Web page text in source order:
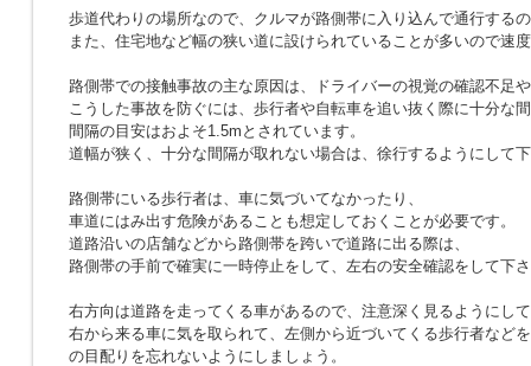
歩道代わりの場所なので、クルマが路側帯に入り込んで通行する
また、住宅地など幅の狭い道に設けられていることが多いので速
路側帯での接触事故の主な原因は、ドライバーの視覚の確認不足
こうした事故を防ぐには、歩行者や自転車を追い抜く際に十分な
間隔の目安はおよそ1.5mとされています。
道幅が狭く、十分な間隔が取れない場合は、徐行するようにして
路側帯にいる歩行者は、車に気づいてなかったり、
車道にはみ出す危険があることも想定しておくことが必要です。
道路沿いの店舗などから路側帯を跨いで道路に出る際は、
路側帯の手前で確実に一時停止をして、左右の安全確認をして下
右方向は道路を走ってくる車があるので、注意深く見るようにし
右から来る車に気を取られて、左側から近づいてくる歩行者など
の目配りを忘れないようにしましょう。